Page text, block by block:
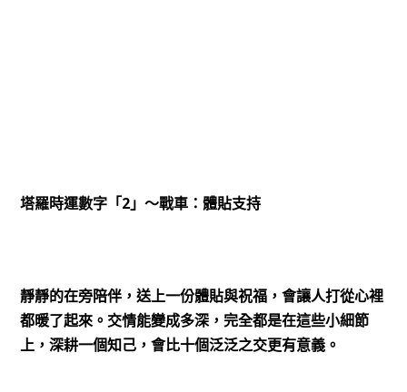
塔羅時運數字「2」～戰車：體貼支持
靜靜的在旁陪伴，送上一份體貼與祝福，會讓人打從心裡
都暖了起來。交情能變成多深，完全都是在這些小細節
上，深耕一個知己，會比十個泛泛之交更有意義。